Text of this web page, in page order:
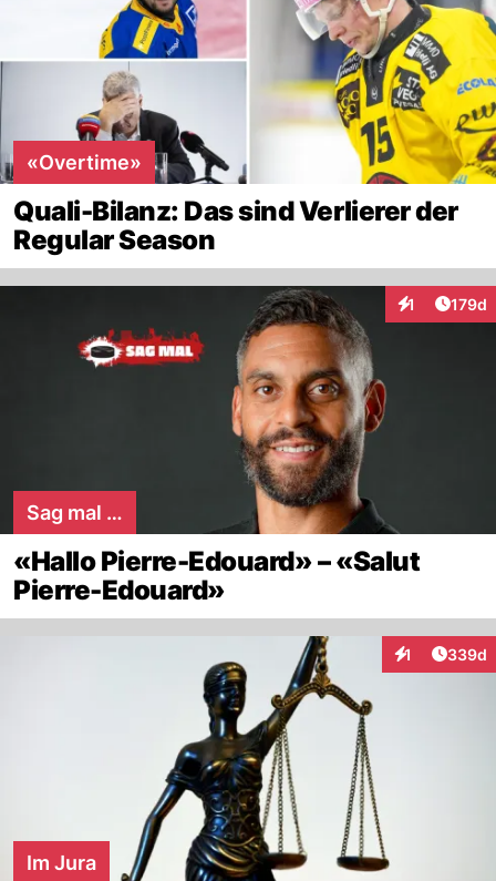
«Overtime»
Quali-Bilanz: Das sind Verlierer der
Regular Season
1
Interaktionen
179d
Sag mal …
«Hallo Pierre-Edouard» – «Salut
Pierre-Edouard»
1
Interaktionen
339d
Im Jura